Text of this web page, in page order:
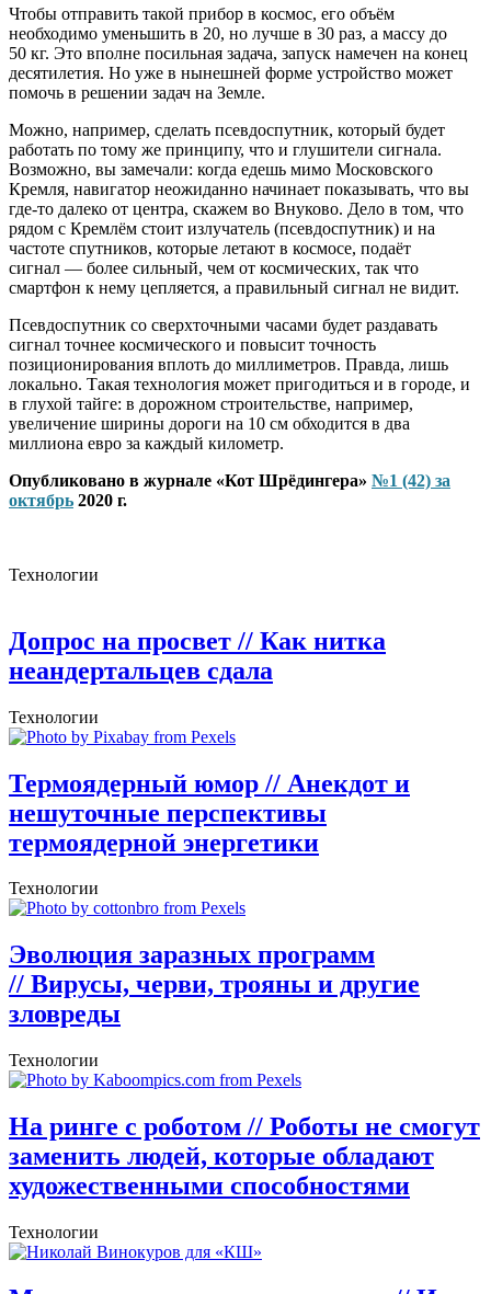
Чтобы отправить такой прибор в космос, его объём
необходимо уменьшить в 20, но лучше в 30 раз, а массу до
50 кг. Это вполне посильная задача, запуск намечен на конец
десятилетия. Но уже в нынешней форме устройство может
помочь в решении задач на Земле.
Можно, например, сделать псевдоспутник, который будет
работать по тому же принципу, что и глушители сигнала.
Возможно, вы замечали: когда едешь мимо Московского
Кремля, навигатор неожиданно начинает показывать, что вы
где-то далеко от центра, скажем во Внуково. Дело в том, что
рядом с Кремлём стоит излучатель (псевдоспутник) и на
частоте спутников, которые летают в космосе, подаёт
сигнал — более сильный, чем от космических, так что
смартфон к нему цепляется, а правильный сигнал не видит.
Псевдоспутник со сверхточными часами будет раздавать
сигнал точнее космического и повысит точность
позиционирования вплоть до миллиметров. Правда, лишь
локально. Такая технология может пригодиться и в городе, и
в глухой тайге: в дорожном строительстве, например,
увеличение ширины дороги на 10 см обходится в два
миллиона евро за каждый километр.
Опубликовано в журнале «Кот Шрёдингера» №1 (42) за
октябрь 2020 г.
Технологии
Допрос на просвет // Как нитка
неандертальцев сдала
Технологии
Термоядерный юмор // Анекдот и
нешуточные перспективы
термоядерной энергетики
Технологии
Эволюция заразных программ
// Вирусы, черви, трояны и другие
зловреды
Технологии
На ринге с роботом // Роботы не смогут
заменить людей, которые обладают
художественными способностями
Технологии